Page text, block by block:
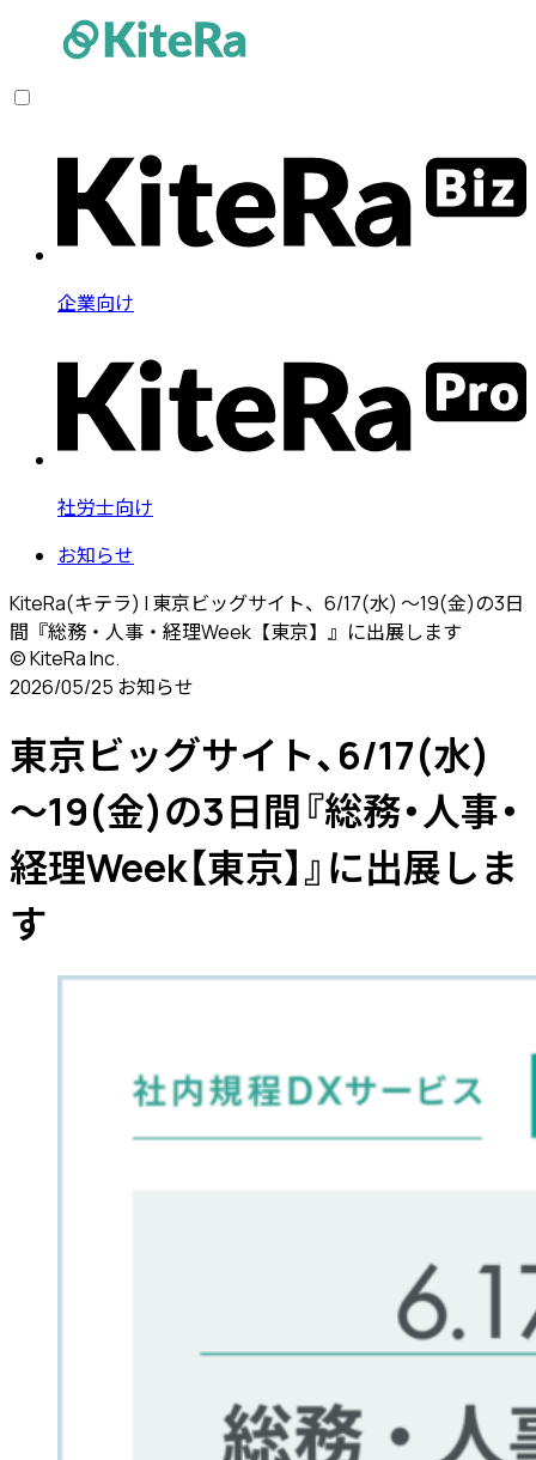
企業向け
社労士向け
お知らせ
KiteRa(キテラ) | 東京ビッグサイト、6/17(水) 〜19(金)の3日
間『総務・人事・経理Week【東京】』に出展します
© KiteRa Inc.
2026/05/25 お知らせ
東京ビッグサイト、6/17(水)
〜19(金)の3日間『総務・人事・
経理Week【東京】』に出展しま
す